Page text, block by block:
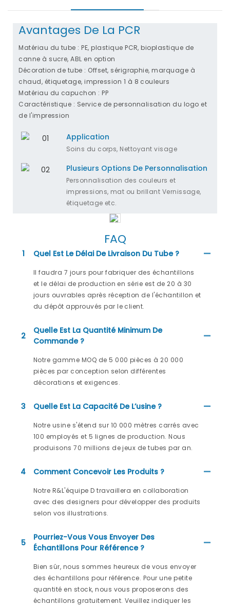
Avantages De La PCR
Matériau du tube : PE, plastique PCR, bioplastique de
canne à sucre, ABL en option
Décoration de tube : Offset, sérigraphie, marquage à
chaud, étiquetage, impression 1 à 8 couleurs
Matériau du capuchon : PP
Caractéristique : Service de personnalisation du logo et
de l'impression
Application
Soins du corps, Nettoyant visage
Plusieurs Options De Personnalisation
Personnalisation des couleurs et
impressions, mat ou brillant Vernissage,
étiquetage etc.
FAQ
1 Quel Est Le Délai De Livraison Du Tube ?
Il faudra 7 jours pour fabriquer des échantillons
et le délai de production en série est de 20 à 30
jours ouvrables après réception de l'échantillon et
du dépôt approuvés par le client.
2
Quelle Est La Quantité Minimum De
Commande ?
Notre gamme MOQ de 5 000 pièces à 20 000
pièces par conception selon différentes
décorations et exigences.
3 Quelle Est La Capacité De L’usine ?
Notre usine s'étend sur 10 000 mètres carrés avec
100 employés et 5 lignes de production. Nous
produisons 70 millions de jeux de tubes par an.
4 Comment Concevoir Les Produits ?
Notre R&L'équipe D travaillera en collaboration
avec des designers pour développer des produits
selon vos illustrations.
5
Pourriez-Vous Vous Envoyer Des
Échantillons Pour Référence ?
Bien sûr, nous sommes heureux de vous envoyer
des échantillons pour référence. Pour une petite
quantité en stock, nous vous proposerons des
échantillons gratuitement. Veuillez indiquer les